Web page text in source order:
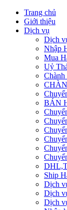
Trang chủ
Giới thiệu
Dịch vụ
Dịch
Nhập
Mua
Uỷ
Chành
BÁN
Ship
Dịch
Dịch
Dịch